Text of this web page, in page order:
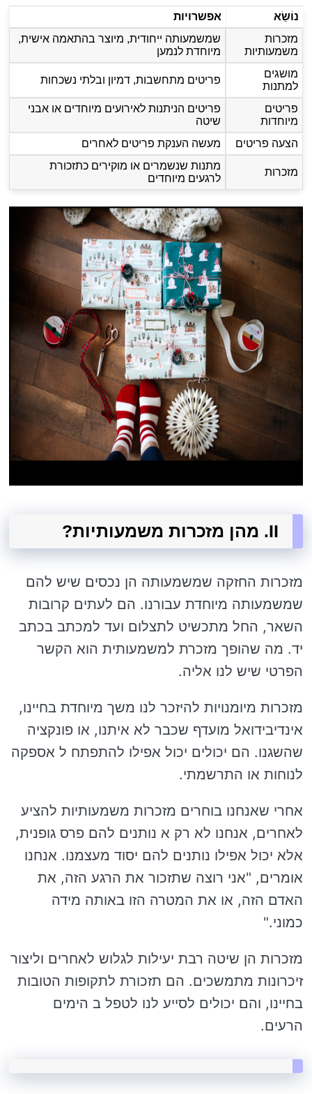
נוֹשֵׂא
אפשרויות
מזכרות
משמעותיות
שמשמעותה ייחודית, מיוצר בהתאמה אישית,
מיוחדת לנמען
מושגים
למתנות
פריטים מתחשבות, דמיון ובלתי נשכחות
פריטים
מיוחדות
פריטים הניתנות לאירועים מיוחדים או אבני
שיטה
הצעה פריטים
מעשה הענקת פריטים לאחרים
מזכרות
מתנות שנשמרים או מוקירים כתזכורת
לרגעים מיוחדים
II. מהן מזכרות משמעותיות?
מזכרות החזקה שמשמעותה הן נכסים שיש להם
שמשמעותה מיוחדת עבורנו. הם לעתים קרובות
השאר, החל מתכשיט לתצלום ועד למכתב בכתב
יד. מה שהופך מזכרת למשמעותית הוא הקשר
הפרטי שיש לנו אליה.
מזכרות מיומנויות להיזכר לנו משך מיוחדת בחיינו,
אינדיבידואל מועדף שכבר לא איתנו, או פונקציה
שהשגנו. הם יכולים יכול אפילו להתפתח ל אספקה
לנוחות או התרשמתי.
אחרי שאנחנו בוחרים מזכרות משמעותיות להציע
לאחרים, אנחנו לא רק א נותנים להם פרס גופנית,
אלא יכול אפילו נותנים להם יסוד מעצמנו. אנחנו
אומרים, "אני רוצה שתזכור את הרגע הזה, את
האדם הזה, או את המטרה הזו באותה מידה
כמוני."
מזכרות הן שיטה רבת יעילות לגלוש לאחרים וליצור
זיכרונות מתמשכים. הם תזכורת לתקופות הטובות
בחיינו, והם יכולים לסייע לנו לטפל ב הימים
הרעים.